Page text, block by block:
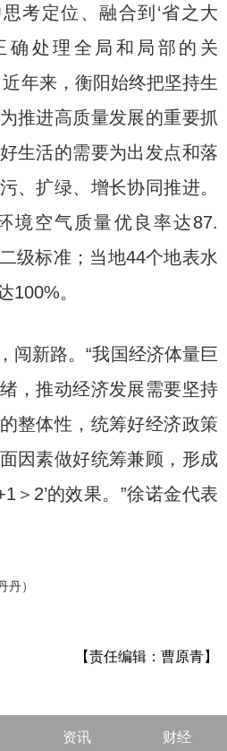
思考定位、融合到‘省之大
确处理全局和局部的关
年来，衡阳始终把坚持生
推进高质量发展的重要抓
生活的需要为出发点和落
、扩绿、增长协同推进。
境空气质量优良率达87.
级标准；当地44个地表水
100%。
闯新路。“我国经济体量巨
，推动经济发展需要坚持
整体性，统筹好经济政策
因素做好统筹兼顾，形成
＞2’的效果。”徐诺金代表
丹）
【责任编辑：曹原青】
资讯 财经